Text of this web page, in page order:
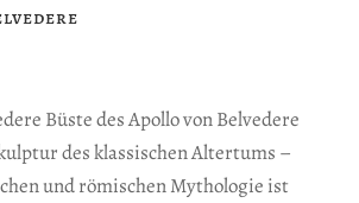
Büste des Apollo von Belvedere
des klassischen Altertums –
und römischen Mythologie ist